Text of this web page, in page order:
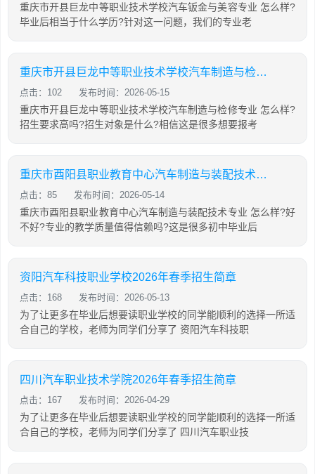
重庆市开县巨龙中等职业技术学校汽车钣金与美容专业 怎么样?
毕业后相当于什么学历?针对这一问题，我们的专业老
重庆市开县巨龙中等职业技术学校汽车制造与检修专业怎么样?
点击：102 发布时间：2026-05-15
重庆市开县巨龙中等职业技术学校汽车制造与检修专业 怎么样?
招生要求高吗?招生对象是什么?相信这是很多想要报考
重庆市酉阳县职业教育中心汽车制造与装配技术专业怎么样?
点击：85 发布时间：2026-05-14
重庆市酉阳县职业教育中心汽车制造与装配技术专业 怎么样?好
不好?专业的教学质量值得信赖吗?这是很多初中毕业后
资阳汽车科技职业学校2026年春季招生简章
点击：168 发布时间：2026-05-13
为了让更多在毕业后想要读职业学校的同学能顺利的选择一所适
合自己的学校，老师为同学们分享了 资阳汽车科技职
四川汽车职业技术学院2026年春季招生简章
点击：167 发布时间：2026-04-29
为了让更多在毕业后想要读职业学校的同学能顺利的选择一所适
合自己的学校，老师为同学们分享了 四川汽车职业技